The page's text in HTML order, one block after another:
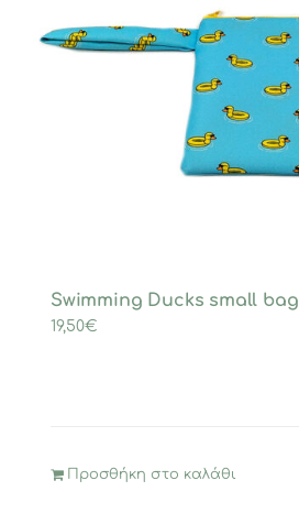
Swimming Ducks small bag
19,50€
Προσθήκη στο καλάθι